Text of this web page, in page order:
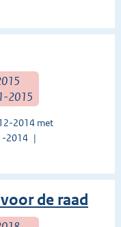
2015
2014 met
2014
de raad